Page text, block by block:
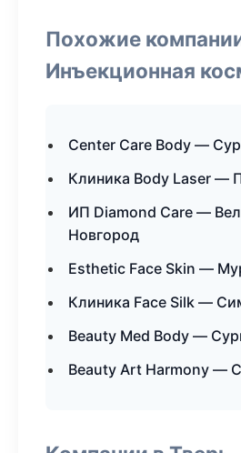
Похожие
Инъекционная
Center Care Body —
Клиника Body Laser —
ИП Diamond Care —
Новгород
Esthetic Face Skin —
Клиника Face Silk —
Beauty Med Body —
Beauty Art Harmony —